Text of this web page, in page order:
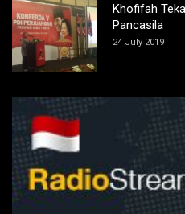
Khofifah
Pancasila
24 July 2019